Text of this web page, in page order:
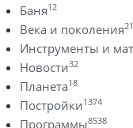
Баня12
Века и поколения21
Инструменты и
Новости32
Планета18
Постройки1374
Программы8538